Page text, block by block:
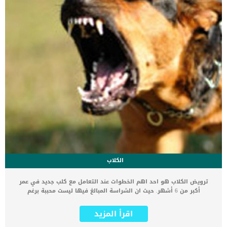
الكلاب
ترويض الكلاب هو احد اهم الخطوات عند التعامل مع كلب جديد في عمر
أكبر من 6 أشهر. حيث ان الشراسة المبالغ فيها ليست محببة برغم
منها مساعدة الشرطة فى عمليات الكشف عن المتفجرات وتفتيش الحقائب
، كما تستخدم كوسيلة للدفاع عن أصحابها. تمتلك الكلاب خلية حسية
اقرأ المزيد